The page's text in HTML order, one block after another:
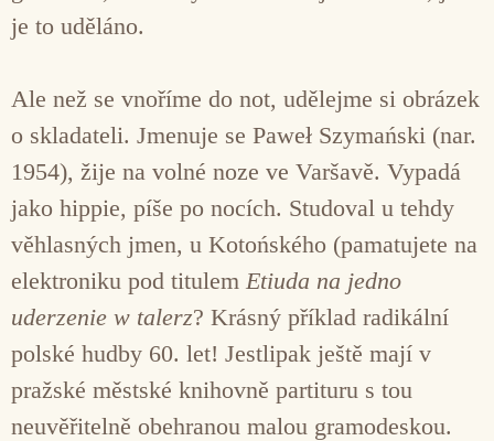
je to uděláno.
Ale než se vnoříme do not, udělejme si obrázek
o skladateli. Jmenuje se Paweł Szymański (nar.
1954), žije na volné noze ve Varšavě. Vypadá
jako hippie, píše po nocích. Studoval u tehdy
věhlasných jmen, u Kotońského (pamatujete na
elektroniku pod titulem Etiuda na jedno
uderzenie w talerz? Krásný příklad radikální
polské hudby 60. let! Jestlipak ještě mají v
pražské městské knihovně partituru s tou
neuvěřitelně obehranou malou gramodeskou.